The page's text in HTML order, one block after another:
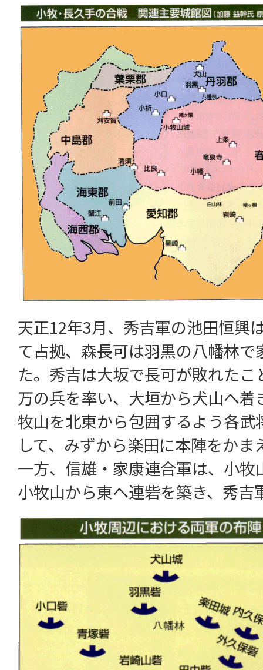
天正12年3月、秀吉軍の池田恒興
て占拠、森長可は羽黒の八幡林
た。秀吉は大坂で長可が敗れたこ
万の兵を率い、大垣から犬山へ着
牧山を北東から包囲するよう各
して、みずから楽田に本陣をかま
一方、信雄・家康連合軍は、小
小牧山から東へ連砦を築き、秀吉